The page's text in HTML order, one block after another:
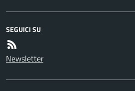
SEGUICI SU
Newsletter